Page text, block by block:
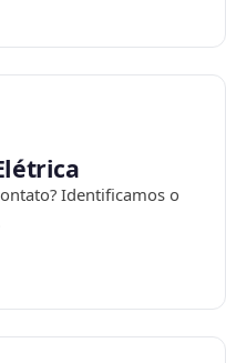
Identificamos o